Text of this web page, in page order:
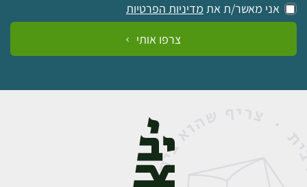
אני מאשר/ת את מדיניות הפרטיות
צרפו אותי